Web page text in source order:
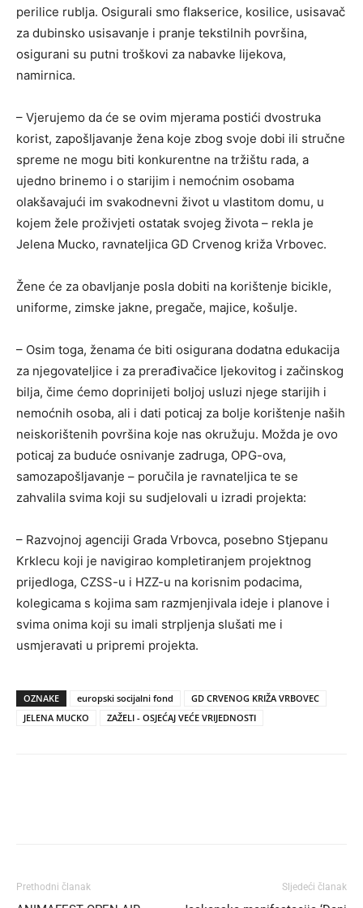
perilice rublja. Osigurali smo flakserice, kosilice, usisavač
za dubinsko usisavanje i pranje tekstilnih površina,
osigurani su putni troškovi za nabavke lijekova,
namirnica.
– Vjerujemo da će se ovim mjerama postići dvostruka
korist, zapošljavanje žena koje zbog svoje dobi ili stručne
spreme ne mogu biti konkurentne na tržištu rada, a
ujedno brinemo i o starijim i nemoćnim osobama
olakšavajući im svakodnevni život u vlastitom domu, u
kojem žele proživjeti ostatak svojeg života – rekla je
Jelena Mucko, ravnateljica GD Crvenog križa Vrbovec.
Žene će za obavljanje posla dobiti na korištenje bicikle,
uniforme, zimske jakne, pregače, majice, košulje.
– Osim toga, ženama će biti osigurana dodatna edukacija
za njegovateljice i za prerađivačice ljekovitog i začinskog
bilja, čime ćemo doprinijeti boljoj usluzi njege starijih i
nemoćnih osoba, ali i dati poticaj za bolje korištenje naših
neiskorištenih površina koje nas okružuju. Možda je ovo
poticaj za buduće osnivanje zadruga, OPG-ova,
samozapošljavanje – poručila je ravnateljica te se
zahvalila svima koji su sudjelovali u izradi projekta:
– Razvojnoj agenciji Grada Vrbovca, posebno Stjepanu
Krklecu koji je navigirao kompletiranjem projektnog
prijedloga, CZSS-u i HZZ-u na korisnim podacima,
kolegicama s kojima sam razmjenjivala ideje i planove i
svima onima koji su imali strpljenja slušati me i
usmjeravati u pripremi projekta.
OZNAKE europski socijalni fond
GD CRVENOG KRIŽA VRBOVEC
JELENA MUCKO
ZAŽELI - OSJEĆAJ VEĆE VRIJEDNOSTI
Prethodni članak Sljedeći članak